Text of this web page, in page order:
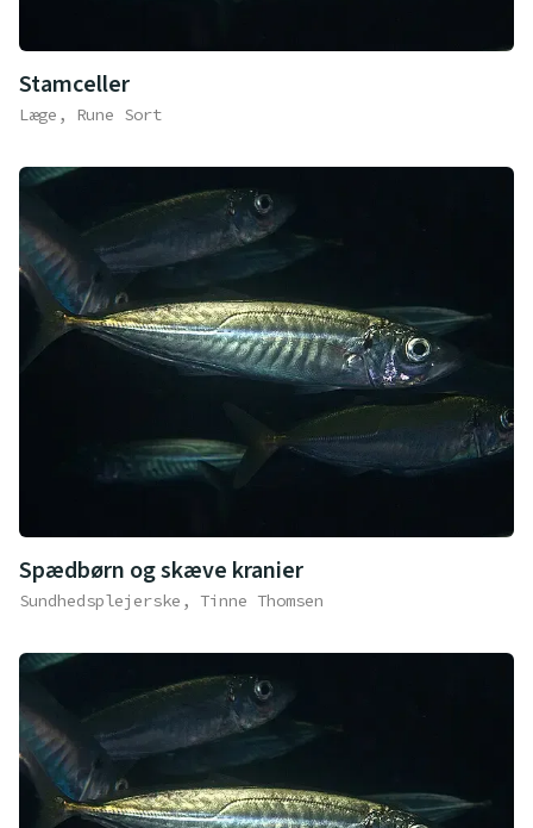
Stamceller
Læge, Rune Sort
Spædbørn og skæve kranier
Sundhedsplejerske, Tinne Thomsen